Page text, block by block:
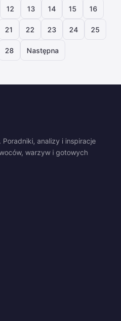
12 13 14 15 16
21 22 23 24 25
28 Następna
analizy i inspiracje
warzyw i gotowych